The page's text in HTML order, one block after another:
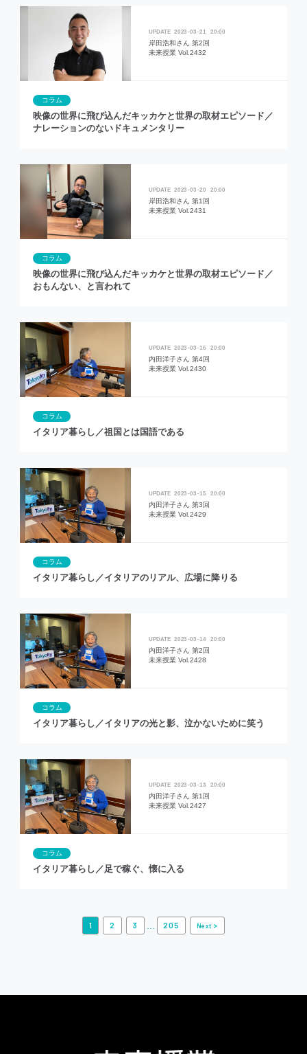
2023 03 21 20:00
岸田浩和さん 第2回
未来授業 Vol.2432
コラム
映像の世界に飛び込んだキッカケと世界の取材エピソード／
ナレーションのないドキュメンタリー
2023 03 20 20:00
岸田浩和さん 第1回
未来授業 Vol.2431
コラム
映像の世界に飛び込んだキッカケと世界の取材エピソード／
おもんない、と言われて
2023 03 16 20:00
内田洋子さん 第4回
未来授業 Vol.2430
コラム
イタリア暮らし／祖国とは国語である
2023 03 15 20:00
内田洋子さん 第3回
未来授業 Vol.2429
コラム
イタリア暮らし／イタリアのリアル、広場に降りる
2023 03 14 20:00
内田洋子さん 第2回
未来授業 Vol.2428
コラム
イタリア暮らし／イタリアの光と影、泣かないために笑う
2023 03 13 20:00
内田洋子さん 第1回
未来授業 Vol.2427
コラム
イタリア暮らし／足で稼ぐ、懐に入る
1 2 3 205 Next >